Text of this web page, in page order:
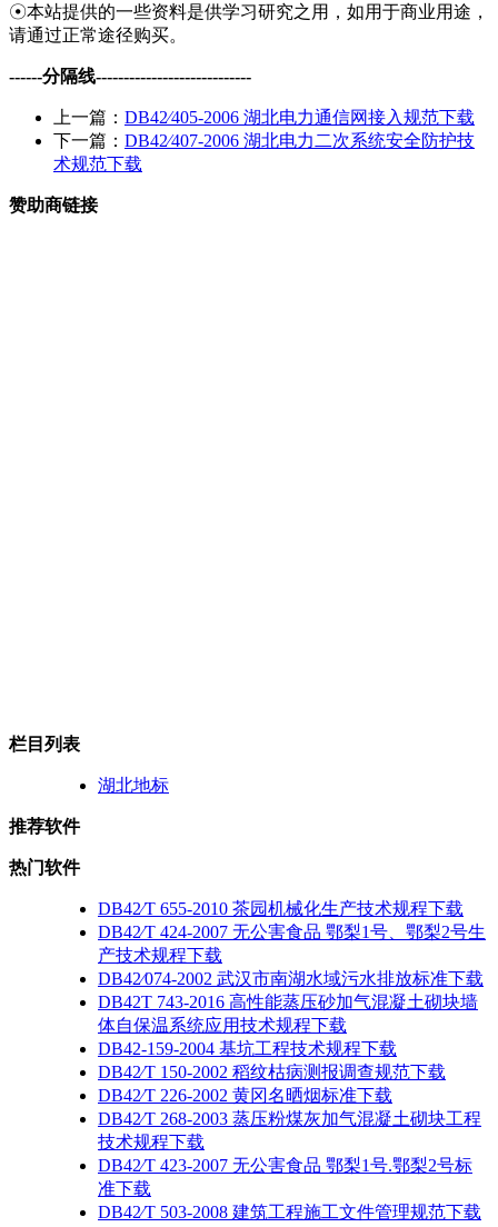
☉本站提供的一些资料是供学习研究之用，如用于商业用途，
请通过正常途径购买。
------分隔线----------------------------
上一篇： DB42∕405-2006 湖北电力通信网接入规范下载
下一篇： DB42∕407-2006 湖北电力二次系统安全防护技
术规范下载
赞助商链接
栏目列表
湖北地标
推荐软件
热门软件
DB42∕T 655-2010 茶园机械化生产技术规程下载
DB42∕T 424-2007 无公害食品 鄂梨1号、鄂梨2号生
产技术规程下载
DB42∕074-2002 武汉市南湖水域污水排放标准下载
DB42T 743-2016 高性能蒸压砂加气混凝土砌块墙
体自保温系统应用技术规程下载
DB42-159-2004 基坑工程技术规程下载
DB42∕T 150-2002 稻纹枯病测报调查规范下载
DB42∕T 226-2002 黄冈名晒烟标准下载
DB42∕T 268-2003 蒸压粉煤灰加气混凝土砌块工程
技术规程下载
DB42∕T 423-2007 无公害食品 鄂梨1号.鄂梨2号标
准下载
DB42∕T 503-2008 建筑工程施工文件管理规范下载